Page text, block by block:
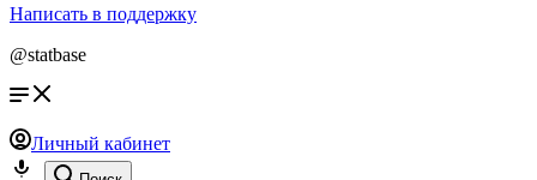
Написать в поддержку
@statbase
Личный кабинет